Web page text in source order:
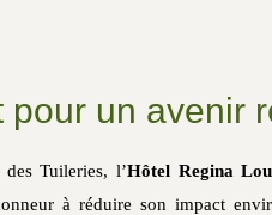
pour un avenir
Tuileries, l’Hôtel Regina
à réduire son impact